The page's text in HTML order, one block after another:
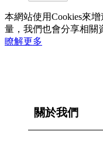
本網站使用Cookies來
量，我們也會分享相關
瞭解更多
關於我們